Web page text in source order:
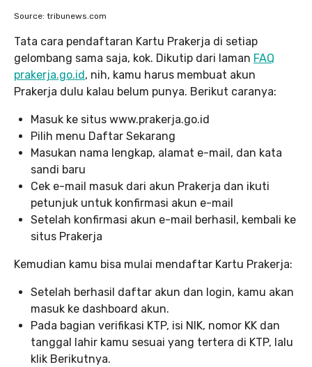
Source: tribunews.com
Tata cara pendaftaran Kartu Prakerja di setiap
gelombang sama saja, kok. Dikutip dari laman FAQ
prakerja.go.id , nih, kamu harus membuat akun
Prakerja dulu kalau belum punya. Berikut caranya:
Masuk ke situs www.prakerja.go.id
Pilih menu Daftar Sekarang
Masukan nama lengkap, alamat e-mail, dan kata
sandi baru
Cek e-mail masuk dari akun Prakerja dan ikuti
petunjuk untuk konfirmasi akun e-mail
Setelah konfirmasi akun e-mail berhasil, kembali ke
situs Prakerja
Kemudian kamu bisa mulai mendaftar Kartu Prakerja:
Setelah berhasil daftar akun dan login, kamu akan
masuk ke dashboard akun.
Pada bagian verifikasi KTP, isi NIK, nomor KK dan
tanggal lahir kamu sesuai yang tertera di KTP, lalu
klik Berikutnya.